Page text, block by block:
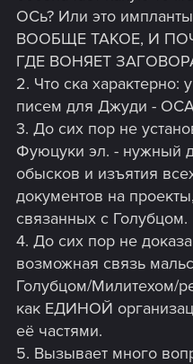
ОСь? Или это
ВООБЩЕ ТАКОЕ, И
ГДЕ ВОНЯЕТ
2. Что ска характерно:
писем для Джуди -
3. До сих пор не
Фуюцуки эл. - нужный
обысков и изъятия
документов на
связанных с Голубцом.
4. До сих пор не
возможная связь
Голубцом/Милитехом/
как ЕДИНОЙ
её частями.
5. Вызывает много